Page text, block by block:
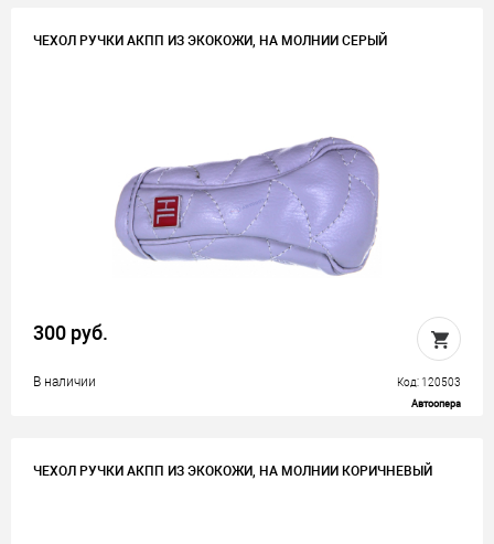
ЧЕХОЛ РУЧКИ АКПП ИЗ ЭКОКОЖИ, НА МОЛНИИ СЕРЫЙ
300 руб.
В наличии Код: 120503
Автоопера
ЧЕХОЛ РУЧКИ АКПП ИЗ ЭКОКОЖИ, НА МОЛНИИ КОРИЧНЕВЫЙ